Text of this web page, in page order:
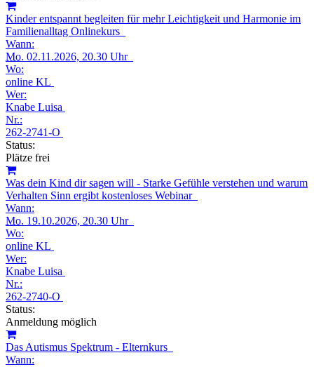
Kinder entspannt begleiten für mehr Leichtigkeit und Harmonie im
Familienalltag Onlinekurs
Wann:
Mo. 02.11.2026, 20.30 Uhr
Wo:
online KL
Wer:
Knabe Luisa
Nr.:
262-2741-O
Status:
Plätze frei
Was dein Kind dir sagen will - Starke Gefühle verstehen und warum
Verhalten Sinn ergibt kostenloses Webinar
Wann:
Mo. 19.10.2026, 20.30 Uhr
Wo:
online KL
Wer:
Knabe Luisa
Nr.:
262-2740-O
Status:
Anmeldung möglich
Das Autismus Spektrum - Elternkurs
Wann: